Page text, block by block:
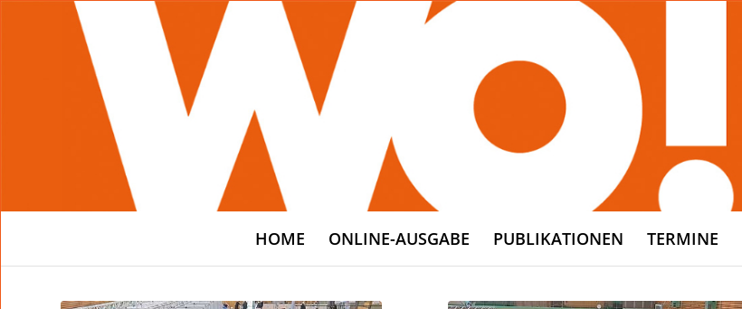
HOME ONLINE-AUSGABE PUBLIKATIONEN TERMINE